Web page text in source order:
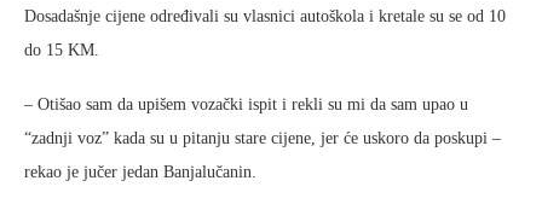
Dosadašnje cijene određivali su vlasnici autoškola i kretale su se od 10
do 15 KM.
– Otišao sam da upišem vozački ispit i rekli su mi da sam upao u
“zadnji voz” kada su u pitanju stare cijene, jer će uskoro da poskupi –
rekao je jučer jedan Banjalučanin.